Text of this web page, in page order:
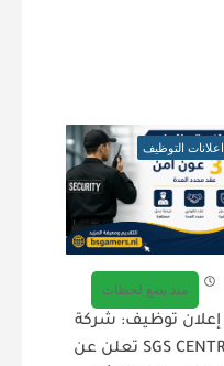
اعلانات التوظيف
منذ بضع لحظات
إعلان توظيف: شركة
SGS CENTRE تعلن عن